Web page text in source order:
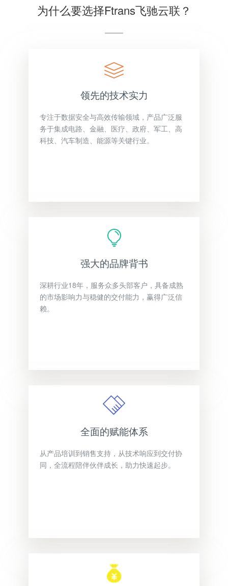
为什么要选择Ftrans飞驰云联？
领先的技术实力
专注于数据安全与高效传输领域，产品广泛服
务于集成电路、金融、医疗、政府、军工、高
科技、汽车制造、能源等关键行业。
强大的品牌背书
深耕行业18年，服务众多头部客户，具备成熟
的市场影响力与稳健的交付能力，赢得广泛信
赖。
全面的赋能体系
从产品培训到销售支持，从技术响应到交付协
同，全流程陪伴伙伴成长，助力快速起步。